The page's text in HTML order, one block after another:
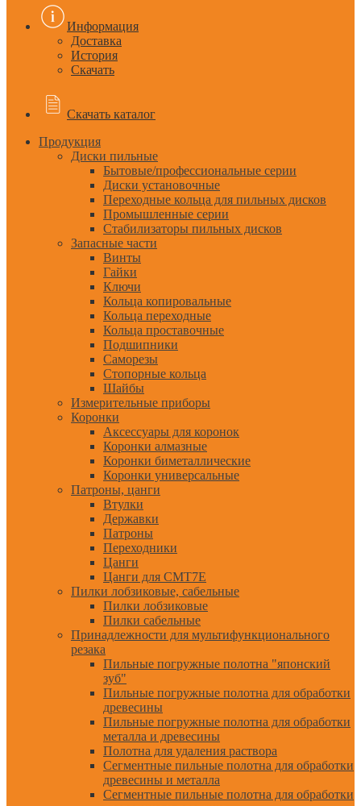
Информация
Доставка
История
Скачать
Скачать каталог
Продукция
Диски пильные
Бытовые/профессиональные серии
Диски установочные
Переходные кольца для пильных дисков
Промышленные серии
Стабилизаторы пильных дисков
Запасные части
Винты
Гайки
Ключи
Кольца копировальные
Кольца переходные
Кольца проставочные
Подшипники
Саморезы
Стопорные кольца
Шайбы
Измерительные приборы
Коронки
Аксессуары для коронок
Коронки алмазные
Коронки биметаллические
Коронки универсальные
Патроны, цанги
Втулки
Державки
Патроны
Переходники
Цанги
Цанги для CMT7E
Пилки лобзиковые, сабельные
Пилки лобзиковые
Пилки сабельные
Принадлежности для мультифункционального
резака
Пильные погружные полотна "японский
зуб"
Пильные погружные полотна для обработки
древесины
Пильные погружные полотна для обработки
металла и древесины
Полотна для удаления раствора
Сегментные пильные полотна для обработки
древесины и металла
Сегментные пильные полотна для обработки